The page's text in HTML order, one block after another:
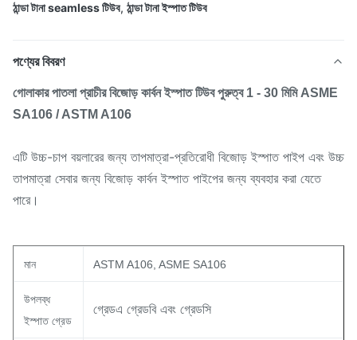
ঠান্ডা টানা seamless টিউব, ঠান্ডা টানা ইস্পাত টিউব
পণ্যের বিবরণ
গোলাকার পাতলা প্রাচীর বিজোড় কার্বন ইস্পাত টিউব পুরুত্ব 1 - 30 মিমি ASME
SA106 / ASTM A106
এটি উচ্চ-চাপ বয়লারের জন্য তাপমাত্রা-প্রতিরোধী বিজোড় ইস্পাত পাইপ এবং উচ্চ
তাপমাত্রা সেবার জন্য বিজোড় কার্বন ইস্পাত পাইপের জন্য ব্যবহার করা যেতে
পারে।
মান ASTM A106, ASME SA106
উপলব্ধ
ইস্পাত গ্রেড
গ্রেডএ গ্রেডবি এবং গ্রেডসি